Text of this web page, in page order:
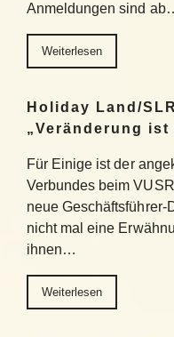
Anmeldungen sind
Weiterlesen
Holiday Land/
„Veränderung ist
Für Einige ist der
Verbundes beim
neue Geschäftsführer-
nicht mal eine
ihnen…
Weiterlesen